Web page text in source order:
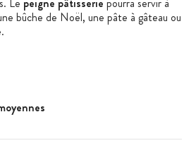
bûche de Noël, une pâte à gâteau ou